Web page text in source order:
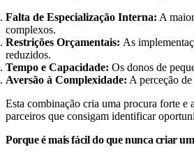
Falta de Especialização Interna: A
complexos.
Restrições Orçamentais: As
reduzidos.
Tempo e Capacidade: Os donos de
Aversão à Complexidade: A perceção
Esta combinação cria uma procura forte e
parceiros que consigam identificar
Porque é mais fácil do que nunca criar